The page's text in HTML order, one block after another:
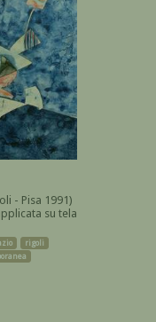
- Pisa 1991)
su tela
rigoli